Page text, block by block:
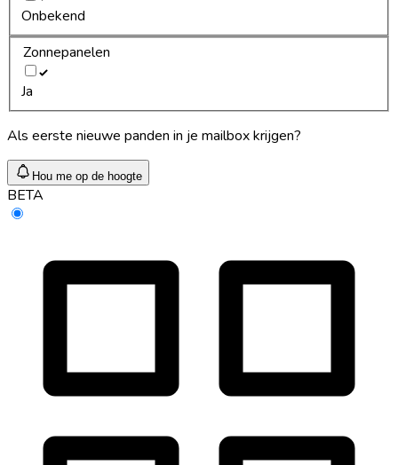
Onbekend
Zonnepanelen
Ja
Als eerste nieuwe panden in je mailbox krijgen?
Hou me op de hoogte
BETA